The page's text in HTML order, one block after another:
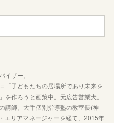
イザー。
「子どもたちの居場所であり未来を
を作ろうと画策中。元広告営業犬。
講師。大手個別指導塾の教室長(神
エリアマネージャーを経て、2015年